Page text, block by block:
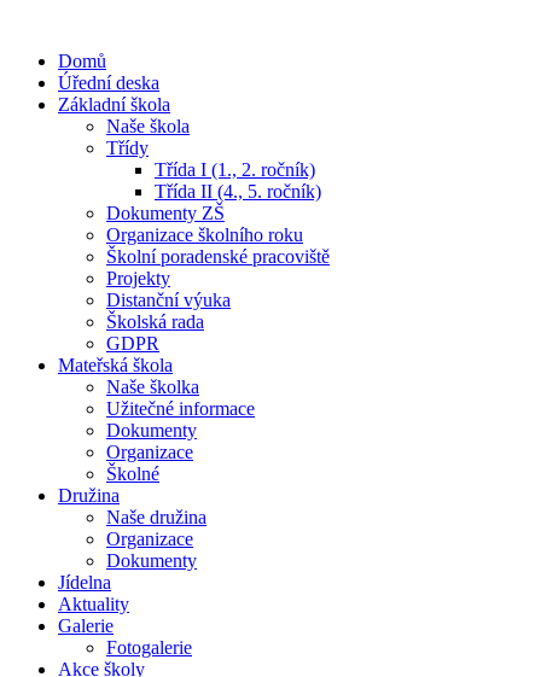
Domů
Úřední deska
Základní škola
Naše škola
Třídy
Třída I (1., 2. ročník)
Třída II (4., 5. ročník)
Dokumenty ZŠ
Organizace školního roku
Školní poradenské pracoviště
Projekty
Distanční výuka
Školská rada
GDPR
Mateřská škola
Naše školka
Užitečné informace
Dokumenty
Organizace
Školné
Družina
Naše družina
Organizace
Dokumenty
Jídelna
Aktuality
Galerie
Fotogalerie
Akce školy